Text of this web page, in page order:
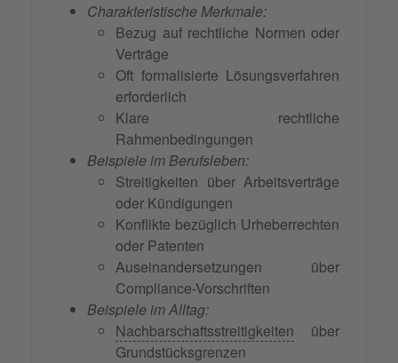
Charakteristische Merkmale:
Bezug auf rechtliche Normen oder
Verträge
Oft formalisierte Lösungsverfahren
erforderlich
Klare rechtliche
Rahmenbedingungen
Beispiele im Berufsleben:
Streitigkeiten über Arbeitsverträge
oder Kündigungen
Konflikte bezüglich Urheberrechten
oder Patenten
Auseinandersetzungen über
Compliance-Vorschriften
Beispiele im Alltag:
Nachbarschaftsstreitigkeiten über
Grundstücksgrenzen